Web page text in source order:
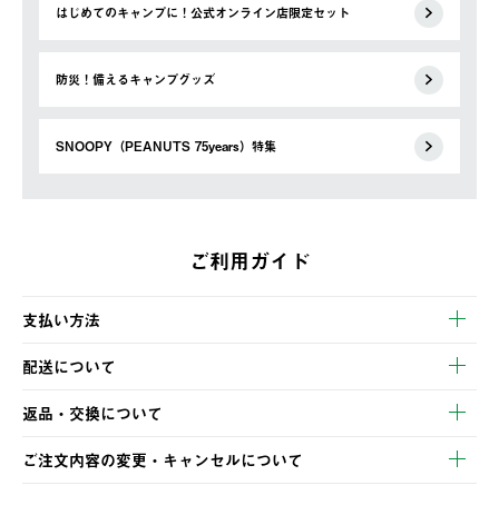
はじめてのキャンプに！公式オンライン店限定セット
防災！備えるキャンプグッズ
SNOOPY（PEANUTS 75years）特集
ご利用ガイド
支払い方法
以下のいずれかの方法でお支払いいただけます。
・クレジットカード決済
・コンビニ決済
・Pay-easy決済
配送について
【発送スケジュール】
ご注文・ご入金完了より2営業日以内に商品を発送いたします。
土日祝の発送はございませんので、木曜日以降のご注文は週明け
の発送となる場合がございます。
返品・交換について
※お客様都合の場合
ご注文内容の変更・キャンセルについて